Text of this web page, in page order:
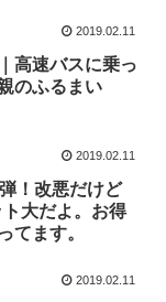
2019.02.11
高速バスに乗っ
のふるまい
2019.02.11
！改悪だけど
大だよ。お得
てます。
2019.02.11